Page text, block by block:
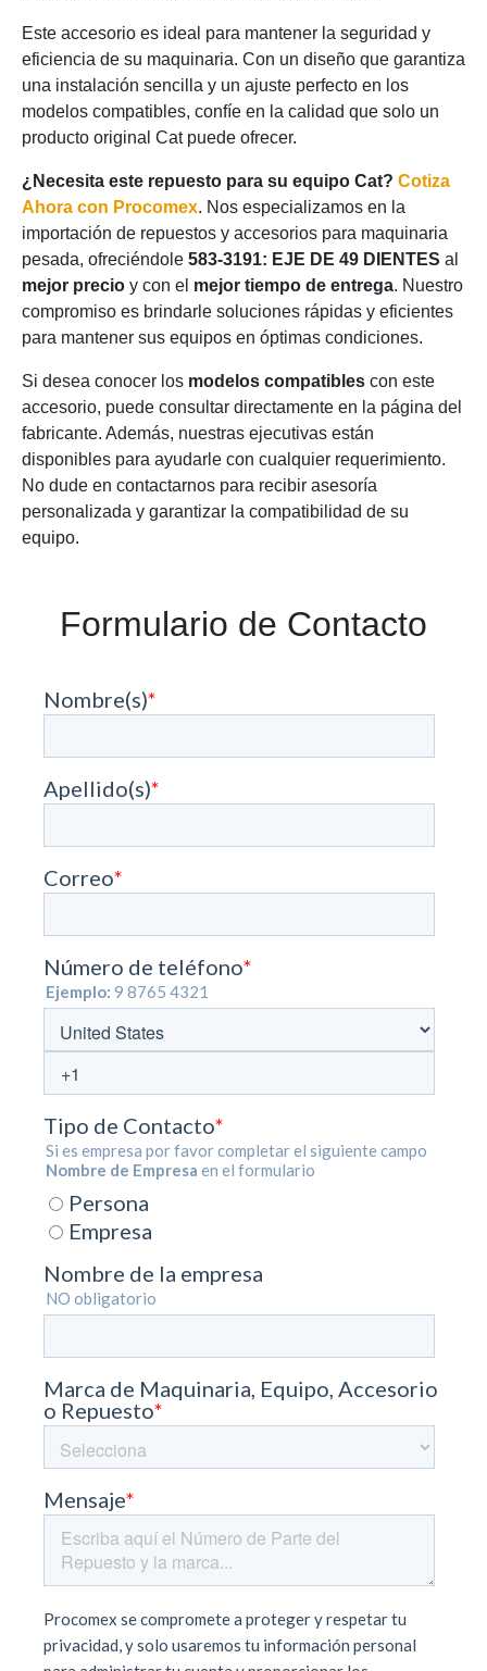
Este accesorio es ideal para mantener la seguridad y
eficiencia de su maquinaria. Con un diseño que garantiza
una instalación sencilla y un ajuste perfecto en los
modelos compatibles, confíe en la calidad que solo un
producto original Cat puede ofrecer.
¿Necesita este repuesto para su equipo Cat? Cotiza
Ahora con Procomex. Nos especializamos en la
importación de repuestos y accesorios para maquinaria
pesada, ofreciéndole 583-3191: EJE DE 49 DIENTES al
mejor precio y con el mejor tiempo de entrega. Nuestro
compromiso es brindarle soluciones rápidas y eficientes
para mantener sus equipos en óptimas condiciones.
Si desea conocer los modelos compatibles con este
accesorio, puede consultar directamente en la página del
fabricante. Además, nuestras ejecutivas están
disponibles para ayudarle con cualquier requerimiento.
No dude en contactarnos para recibir asesoría
personalizada y garantizar la compatibilidad de su
equipo.
Formulario de Contacto